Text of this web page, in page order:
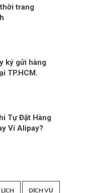
trang
ký gửi hàng
TP.HCM.
Tự Đặt Hàng
Ví Alipay?
DỊCH VỤ